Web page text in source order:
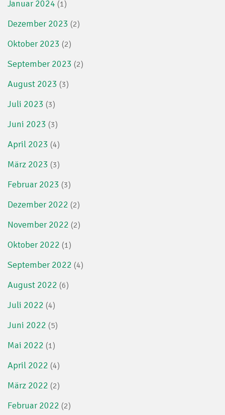
Januar 2024 (1)
Dezember 2023 (2)
Oktober 2023 (2)
September 2023 (2)
August 2023 (3)
Juli 2023 (3)
Juni 2023 (3)
April 2023 (4)
März 2023 (3)
Februar 2023 (3)
Dezember 2022 (2)
November 2022 (2)
Oktober 2022 (1)
September 2022 (4)
August 2022 (6)
Juli 2022 (4)
Juni 2022 (5)
Mai 2022 (1)
April 2022 (4)
März 2022 (2)
Februar 2022 (2)